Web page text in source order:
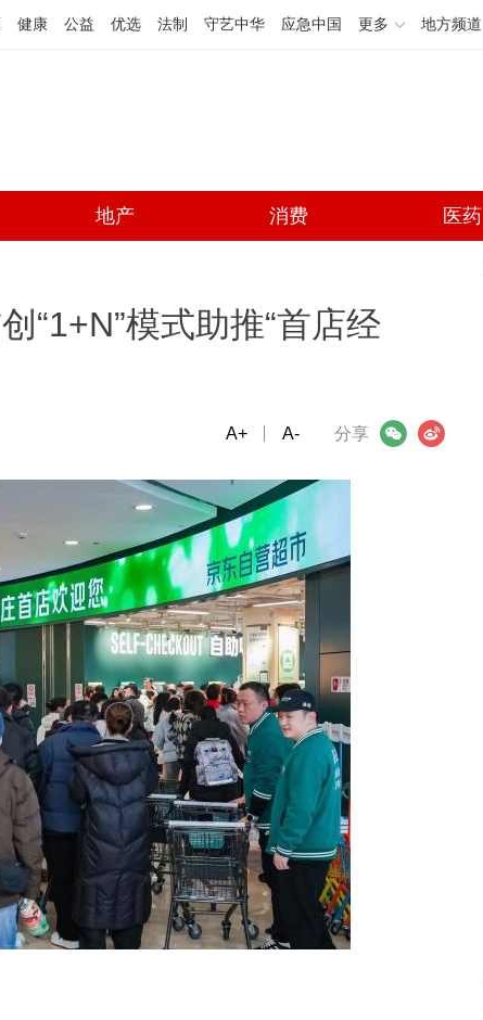
健康 公益 优选 法制 守艺中华 应急中国 更多 地方频道
地产 消费 医药
“1+N”模式助推“首店经
分享
微信 微博
A+ A-